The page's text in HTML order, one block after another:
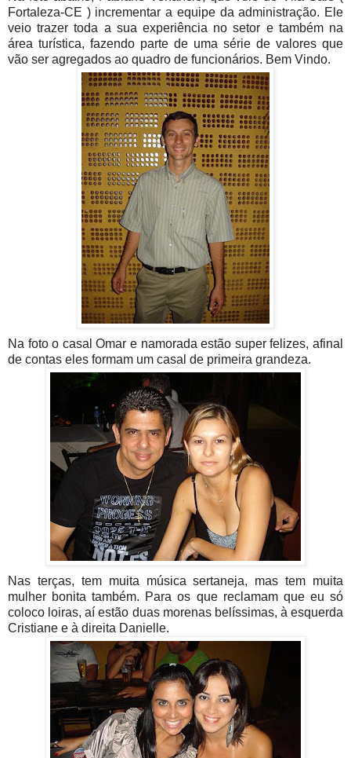
Fortaleza-CE ) incrementar a equipe da administração. Ele
veio trazer toda a sua experiência no setor e também na
área turística, fazendo parte de uma série de valores que
vão ser agregados ao quadro de funcionários. Bem Vindo.
Na foto o casal Omar e namorada estão super felizes, afinal
de contas eles formam um casal de primeira grandeza.
Nas terças, tem muita música sertaneja, mas tem muita
mulher bonita também. Para os que reclamam que eu só
coloco loiras, aí estão duas morenas belíssimas, à esquerda
Cristiane e à direita Danielle.